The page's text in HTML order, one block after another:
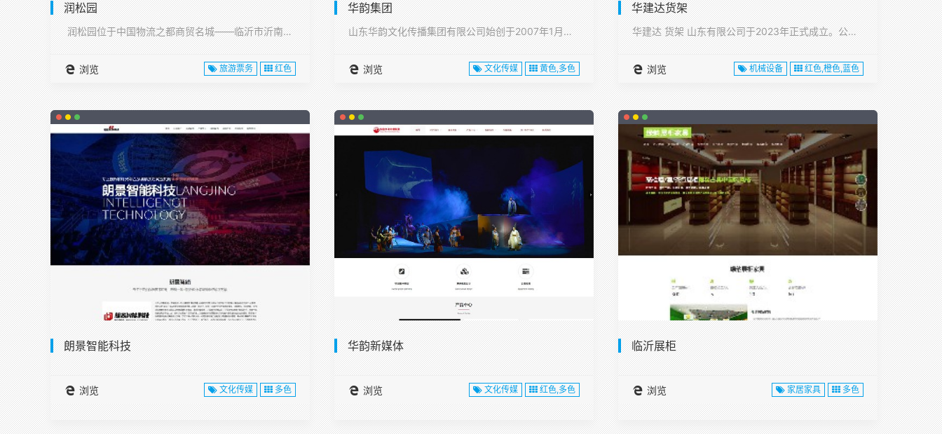
润松园
润松园位于中国物流之都商贸名城——临沂市沂南县,···
浏览 旅游票务 红色
华韵集团
山东华韵文化传播集团有限公司始创于2007年1月，注册资本1···
浏览 文化传媒 黄色,多色
华建达货架
华建达 货架 山东有限公司于2023年正式成立。公司位于山东···
浏览 机械设备 红色,橙色,蓝色
朗景智能科技
浏览 文化传媒 多色
华韵新媒体
浏览 文化传媒 红色,多色
临沂展柜
浏览 家居家具 多色